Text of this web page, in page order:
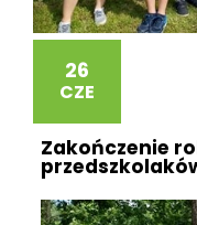
26
CZE
Zakończenie